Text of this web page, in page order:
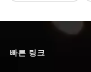
빠른 링크